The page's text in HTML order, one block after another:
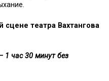
сцене театра Вахтангова
1 час 30 минут без